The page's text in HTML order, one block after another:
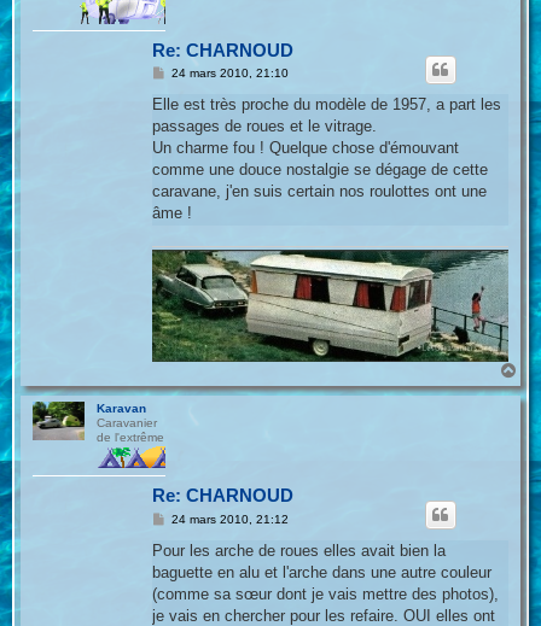
Re: CHARNOUD
M
s
a
g
24 mars 2010, 21:10
Elle est très proche du modèle de 1957, a part les
passages de roues et le vitrage.
Un charme fou ! Quelque chose d'émouvant
comme une douce nostalgie se dégage de cette
caravane, j'en suis certain nos roulottes ont une
âme !
a
u
Karavan
Caravanier
de l'extrême
Re: CHARNOUD
M
s
a
g
24 mars 2010, 21:12
Pour les arche de roues elles avait bien la
baguette en alu et l'arche dans une autre couleur
(comme sa sœur dont je vais mettre des photos),
je vais en chercher pour les refaire. OUI elles ont